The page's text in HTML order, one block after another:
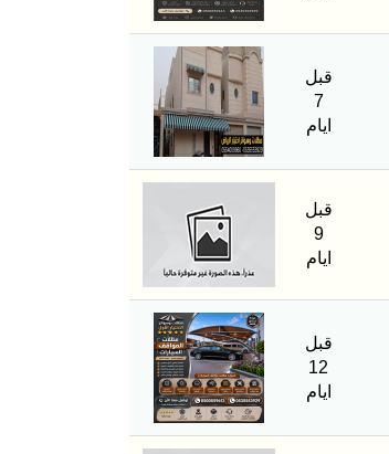
قبل
7
ايام
قبل
9
ايام
قبل
12
ايام